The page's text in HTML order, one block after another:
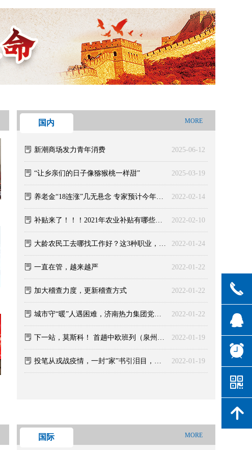
国内 MORE
2025-06-12
ꂓ 新潮商场发力青年消费
2025-03-19
ꂓ “让乡亲们的日子像猕猴桃一样甜”
2022-02-14
ꂓ 养老金“18连涨”几无悬念 专家预计今年涨幅约为3%
2022-02-10
ꂓ 补贴来了！！！2021年农业补贴有哪些？力度可观！
2022-01-24
ꂓ 大龄农民工去哪找工作好？这3种职业，可确保收入
2022-01-22
ꂓ 一直在管，越来越严
2022-01-22
ꂓ 加大稽查力度，更新稽查方式
2022-01-22
ꂓ 城市守“暖”人遇困难，济南热力集团党委冬日慰问暖人心
2022-01-19
ꂓ 下一站，莫斯科！ 首趟中欧班列（泉州—莫斯科）发车啦
2022-01-19
ꂓ 投笔从戎战疫情，一封“家”书引泪目，河南安阳教师群体组织队伍支援疫情防控
MORE
国际
끅
뀩
뀥
낃
녕